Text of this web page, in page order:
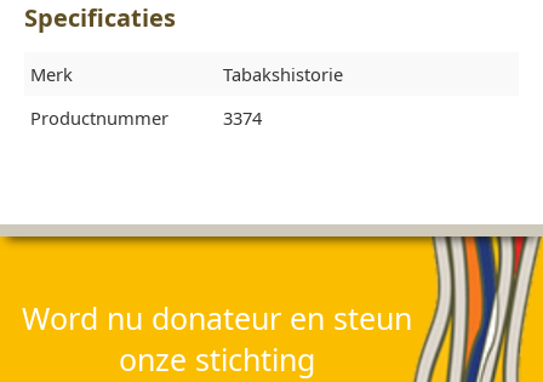
Specificaties
Merk
Tabakshistorie
Productnummer
3374
Word nu donateur en steun
onze stichting